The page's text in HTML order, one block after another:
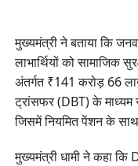
मुख्यमंत्री ने बताया कि
लाभार्थियों को सामाजिक
अंतर्गत ₹141 करोड़ 66
ट्रांसफर (DBT) के माध्यम
जिसमें नियमित पेंशन के साथ
मुख्यमंत्री धामी ने कहा